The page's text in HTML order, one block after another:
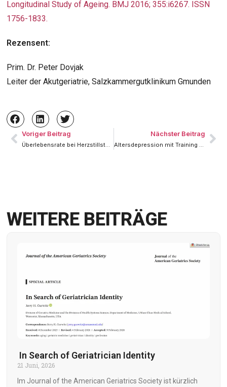
Longitudinal Study of Ageing. BMJ 2016; 355:i6267. ISSN
1756-1833.
Rezensent:
Prim. Dr. Peter Dovjak
Leiter der Akutgeriatrie, Salzkammergutklinikum Gmunden
Voriger Beitrag Nächster Beitrag
WEITERE BEITRÄGE
In Search of Geriatrician Identity
21 Juni, 2026
Im Journal of the American Geriatrics Society ist kürzlich